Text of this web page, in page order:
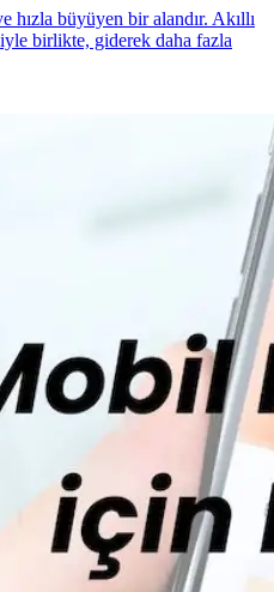
büyüyen bir alandır. Akıllı
birlikte, giderek daha fazla